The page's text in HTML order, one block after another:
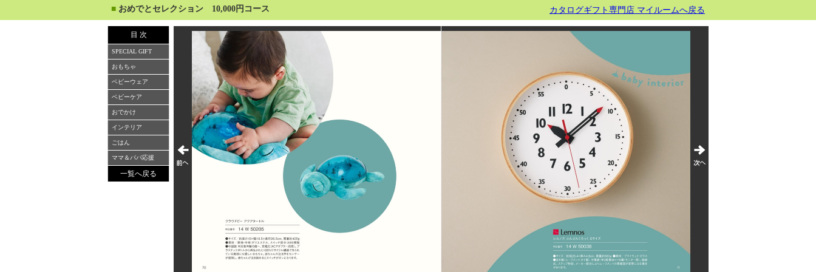
■ おめでとセレクション 10,000円コース カタログギフト専門店 マイルームへ戻る
目 次
SPECIAL GIFT
おもちゃ
ベビーウェア
ベビーケア
おでかけ
インテリア
ごはん
ママ＆パパ応援
一覧へ戻る